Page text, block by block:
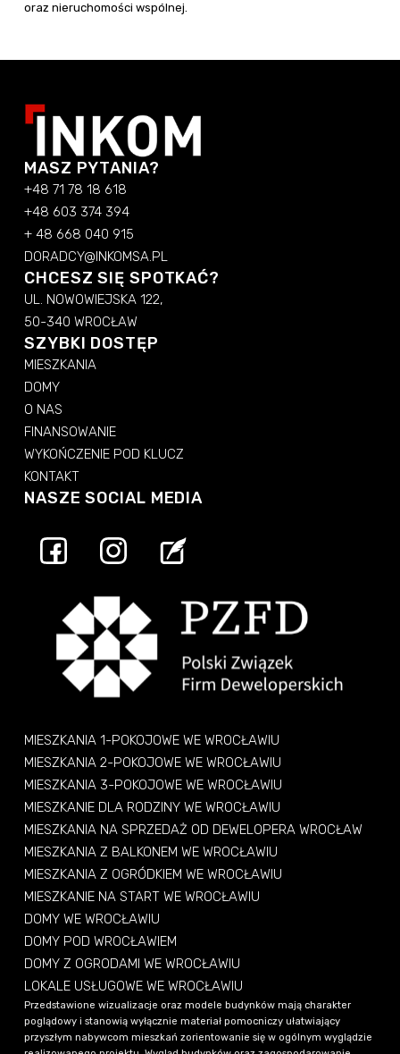
oraz nieruchomości wspólnej.
MASZ PYTANIA?
+48 71 78 18 618
+48 603 374 394
+ 48 668 040 915
DORADCY@INKOMSA.PL
CHCESZ SIĘ SPOTKAĆ?
UL. NOWOWIEJSKA 122,
50-340 WROCŁAW
SZYBKI DOSTĘP
MIESZKANIA
DOMY
O NAS
FINANSOWANIE
WYKOŃCZENIE POD KLUCZ
KONTAKT
NASZE SOCIAL MEDIA
MIESZKANIA 1-POKOJOWE WE WROCŁAWIU
MIESZKANIA 2-POKOJOWE WE WROCŁAWIU
MIESZKANIA 3-POKOJOWE WE WROCŁAWIU
MIESZKANIE DLA RODZINY WE WROCŁAWIU
MIESZKANIA NA SPRZEDAŻ OD DEWELOPERA WROCŁAW
MIESZKANIA Z BALKONEM WE WROCŁAWIU
MIESZKANIA Z OGRÓDKIEM WE WROCŁAWIU
MIESZKANIE NA START WE WROCŁAWIU
DOMY WE WROCŁAWIU
DOMY POD WROCŁAWIEM
DOMY Z OGRODAMI WE WROCŁAWIU
LOKALE USŁUGOWE WE WROCŁAWIU
Przedstawione wizualizacje oraz modele budynków mają charakter
poglądowy i stanowią wyłącznie materiał pomocniczy ułatwiający
przyszłym nabywcom mieszkań zorientowanie się w ogólnym wyglądzie